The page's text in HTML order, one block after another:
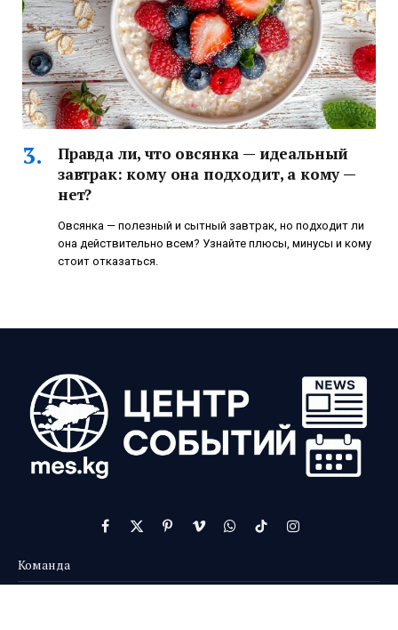
Правда ли, что овсянка — идеальный
завтрак: кому она подходит, а кому —
нет?
Овсянка — полезный и сытный завтрак, но подходит ли
она действительно всем? Узнайте плюсы, минусы и кому
стоит отказаться.
Facebook
X
PinterestVimeoWhatsApp
TikTokInstagram
Команда